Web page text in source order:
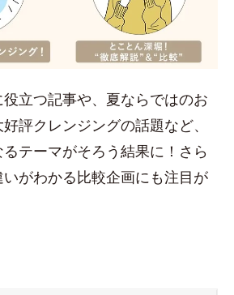
立つ記事や、夏ならではのお
評クレンジングの話題など、
テーマがそろう結果に！さら
がわかる比較企画にも注目が